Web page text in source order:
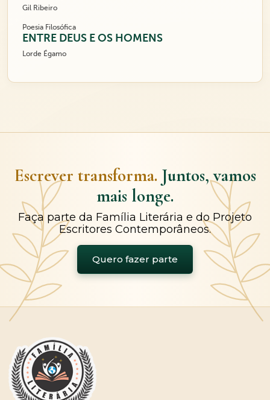
Gil Ribeiro
Poesia Filosófica
ENTRE DEUS E OS HOMENS
Lorde Égamo
Escrever transforma. Juntos, vamos
mais longe.
Faça parte da Família Literária e do Projeto
Escritores Contemporâneos.
Quero fazer parte